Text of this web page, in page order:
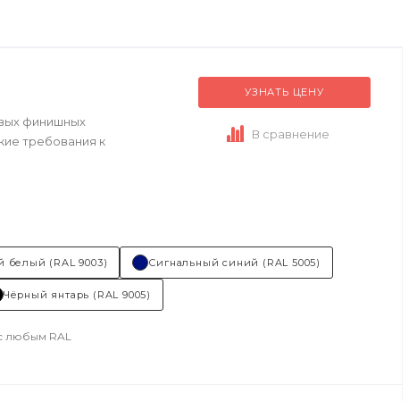
финишных
требования к
УЗНАТЬ ЦЕНУ
В сравнение
белый (RAL 9003) Сигнальный синий (RAL 5005)
Чёрный янтарь (RAL 9005)
любым RAL